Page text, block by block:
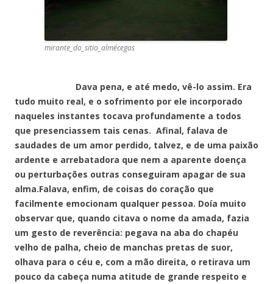
mirante_do_sitio_almécegas
Dava pena, e até medo, vê-lo assim. Era
tudo muito real, e o sofrimento por ele incorporado
naqueles instantes tocava profundamente a todos
que presenciassem tais cenas. Afinal, falava de
saudades de um amor perdido, talvez, e de uma paixão
ardente e arrebatadora que nem a aparente doença
ou perturbações outras conseguiram apagar de sua
alma.Falava, enfim, de coisas do coração que
facilmente emocionam qualquer pessoa. Doía muito
observar que, quando citava o nome da amada, fazia
um gesto de reverência: pegava na aba do chapéu
velho de palha, cheio de manchas pretas de suor,
olhava para o céu e, com a mão direita, o retirava um
pouco da cabeça numa atitude de grande respeito e